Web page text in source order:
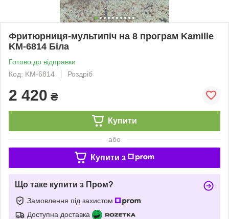
Фритюрниця-мультипіч на 8 програм Kamille
KM-6814 Біла
Готово до відправки
Код: KM-6814
Роздріб
2 420 ₴
Купити
або
Купити з
Що таке купити з Пром?
Замовлення під захистом
Доступна доставка